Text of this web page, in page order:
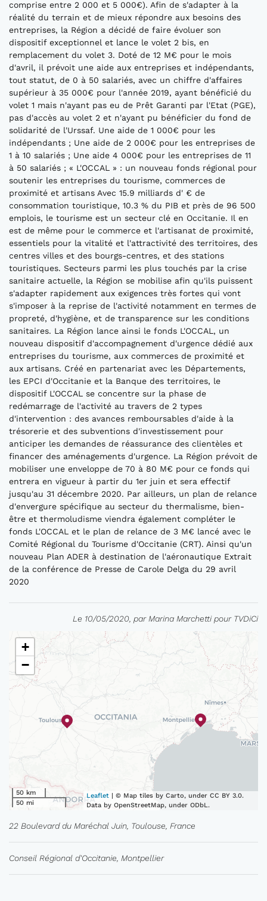
comprise entre 2 000 et 5 000€). Afin de s'adapter à la
réalité du terrain et de mieux répondre aux besoins des
entreprises, la Région a décidé de faire évoluer son
dispositif exceptionnel et lance le volet 2 bis, en
remplacement du volet 3. Doté de 12 M€ pour le mois
d'avril, il prévoit une aide aux entreprises et indépendants,
tout statut, de 0 à 50 salariés, avec un chiffre d'affaires
supérieur à 35 000€ pour l'année 2019, ayant bénéficié du
volet 1 mais n'ayant pas eu de Prêt Garanti par l'Etat (PGE),
pas d'accès au volet 2 et n'ayant pu bénéficier du fond de
solidarité de l'Urssaf. Une aide de 1 000€ pour les
indépendants ; Une aide de 2 000€ pour les entreprises de
1 à 10 salariés ; Une aide 4 000€ pour les entreprises de 11
à 50 salariés ; « L'OCCAL » : un nouveau fonds régional pour
soutenir les entreprises du tourisme, commerces de
proximité et artisans Avec 15.9 milliards d' € de
consommation touristique, 10.3 % du PIB et près de 96 500
emplois, le tourisme est un secteur clé en Occitanie. Il en
est de même pour le commerce et l'artisanat de proximité,
essentiels pour la vitalité et l'attractivité des territoires, des
centres villes et des bourgs-centres, et des stations
touristiques. Secteurs parmi les plus touchés par la crise
sanitaire actuelle, la Région se mobilise afin qu'ils puissent
s'adapter rapidement aux exigences très fortes qui vont
s'imposer à la reprise de l'activité notamment en termes de
propreté, d'hygiène, et de transparence sur les conditions
sanitaires. La Région lance ainsi le fonds L'OCCAL, un
nouveau dispositif d'accompagnement d'urgence dédié aux
entreprises du tourisme, aux commerces de proximité et
aux artisans. Créé en partenariat avec les Départements,
les EPCI d'Occitanie et la Banque des territoires, le
dispositif L'OCCAL se concentre sur la phase de
redémarrage de l'activité au travers de 2 types
d'intervention : des avances remboursables d'aide à la
trésorerie et des subventions d'investissement pour
anticiper les demandes de réassurance des clientèles et
financer des aménagements d'urgence. La Région prévoit de
mobiliser une enveloppe de 70 à 80 M€ pour ce fonds qui
entrera en vigueur à partir du 1er juin et sera effectif
jusqu'au 31 décembre 2020. Par ailleurs, un plan de relance
d'envergure spécifique au secteur du thermalisme, bien-
être et thermoludisme viendra également compléter le
fonds L'OCCAL et le plan de relance de 3 M€ lancé avec le
Comité Régional du Tourisme d'Occitanie (CRT). Ainsi qu'un
nouveau Plan ADER à destination de l'aéronautique Extrait
de la conférence de Presse de Carole Delga du 29 avril
2020
Le 10/05/2020, par Marina Marchetti pour TVDiCi
+
−
50 km
50 mi
Leaflet | © Map tiles by Carto, under CC BY 3.0.
Data by OpenStreetMap, under ODbL.
22 Boulevard du Maréchal Juin, Toulouse, France
Conseil Régional d'Occitanie, Montpellier